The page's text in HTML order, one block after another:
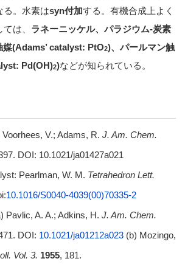
る。水素はsyn付加する。有機合成上よく
は、 ラネーニッケル、パラジウム-炭素
(Adams’ catalyst: PtO2)、パールマン触
Pd(OH)2)などが知られている。
V.; Adams, R. J. Am. Chem.
DOI: 10.1021/ja01427a021
Pearlman, W. M. Tetrahedron Lett.
10.1016/S0040-4039(00)70335-2
Pavlic, A. A.; Adkins, H. J. Am. Chem.
DOI: 10.1021/ja01212a023(b) Mozingo,
Vol. 3. 1955, 181.